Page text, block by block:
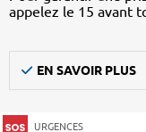
appelez le 15 avant
EN SAVOIR PLUS
URGENCES